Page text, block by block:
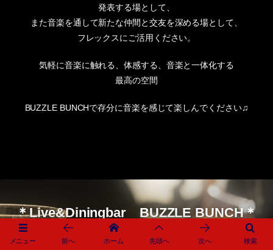
発表する場として、
また音楽を通して新たな仲間と交友を深める場として、
フレックスにご活用ください。
気軽に音楽に触れる、体感する、音楽と一体化する
最高の空間
BUZZLE BUNCHで存分に音楽を感じて楽しんでください♫
＊Live&Diningbar BUZZLE BUNCH＊
メニュー 検索
前へ ホーム 先頭へ 次へ